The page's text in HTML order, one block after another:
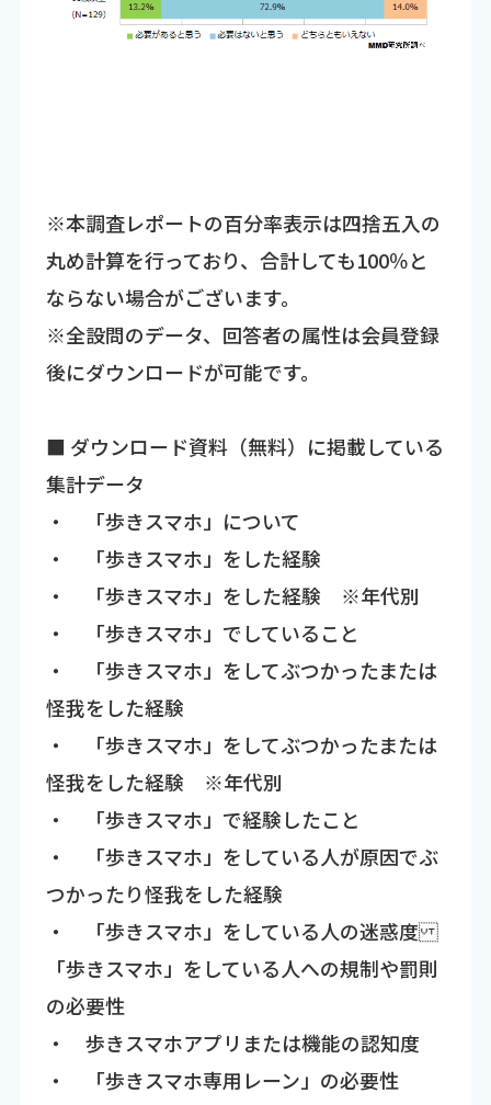
※本調査レポートの百分率表示は四捨五入の
丸め計算を行っており、合計しても100％と
ならない場合がございます。
※全設問のデータ、回答者の属性は会員登録
後にダウンロードが可能です。
■ ダウンロード資料（無料）に掲載している
集計データ
・ 「歩きスマホ」について
・ 「歩きスマホ」をした経験
・ 「歩きスマホ」をした経験 ※年代別
・ 「歩きスマホ」でしていること
・ 「歩きスマホ」をしてぶつかったまたは
怪我をした経験
・ 「歩きスマホ」をしてぶつかったまたは
怪我をした経験 ※年代別
・ 「歩きスマホ」で経験したこと
・ 「歩きスマホ」をしている人が原因でぶ
つかったり怪我をした経験
・ 「歩きスマホ」をしている人の迷惑度
「歩きスマホ」をしている人への規制や罰則
の必要性
・ 歩きスマホアプリまたは機能の認知度
・ 「歩きスマホ専用レーン」の必要性